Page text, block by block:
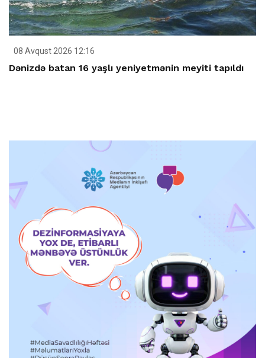
08 Avqust 2026 12:16
Dənizdə batan 16 yaşlı yeniyetmənin meyiti tapıldı